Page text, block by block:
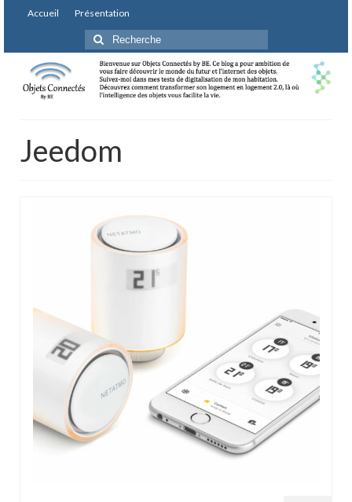
Accueil Présentation
Rechercher
:
Jeedom